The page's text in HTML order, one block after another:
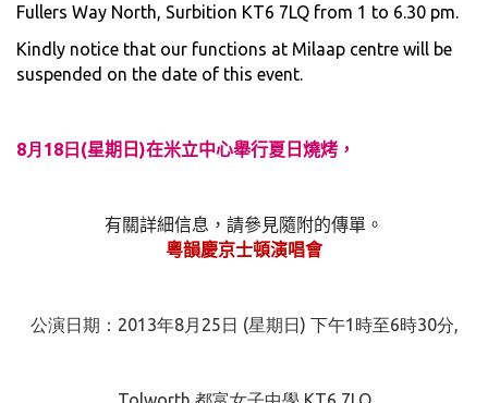
Fullers Way North, Surbition KT6 7LQ from 1 to 6.30 pm.
Kindly notice that our functions at Milaap centre will be
suspended on the date of this event.
8月18日 (星期日 )在米立中心舉行夏日燒烤，
有關詳細信息，請參見隨附的傳單。
粵韻慶京士頓演唱會
公演日期：2013年8月25日 (星期日) 下午1時至6時30分,